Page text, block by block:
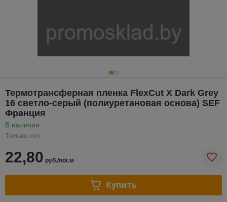
Термотрансферная пленка FlexCut X Dark Grey
16 светло-серый (полиуретановая основа) SEF
Франция
В наличии
Только опт
22,80 руб./пог.м
Купить